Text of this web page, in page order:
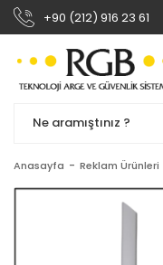
+90 (212) 916 23 61
Anasayfa Reklam Ürünleri